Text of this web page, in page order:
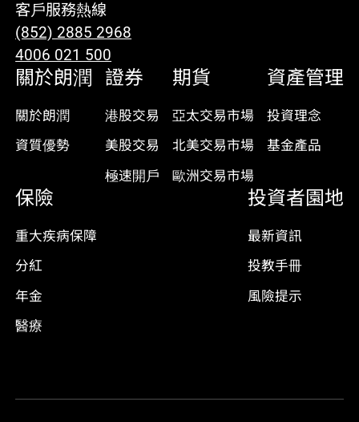
客戶服務熱線
(852) 2885 2968
4006 021 500
關於朗潤
關於朗潤
資質優勢
證券
港股交易
美股交易
極速開戶
期貨
亞太交易市場
北美交易市場
歐洲交易市場
資產管理
投資理念
基金產品
保險
重大疾病保障
分紅
年金
醫療
投資者園地
最新資訊
投教手冊
風險提示